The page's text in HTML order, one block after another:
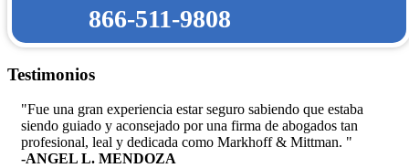
866-511-9808
Testimonios
"Fue una gran experiencia estar seguro sabiendo que estaba
siendo guiado y aconsejado por una firma de abogados tan
profesional, leal y dedicada como Markhoff & Mittman. "
-ANGEL L. MENDOZA